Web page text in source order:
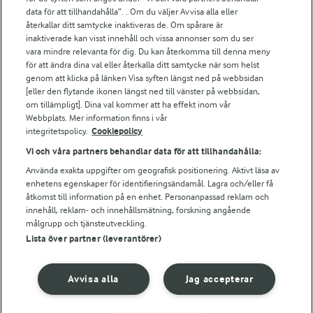
Arla.com
Falbygdens Ost
Arla webbshop
Bildbank
Följ oss
© 2026 Arla Foods
Integritetspolicy
data för att tillhandahålla”. . Om du väljer Avvisa alla eller
återkallar ditt samtycke inaktiveras de. Om spårare är
inaktiverade kan visst innehåll och vissa annonser som du ser
vara mindre relevanta för dig. Du kan återkomma till denna meny
för att ändra dina val eller återkalla ditt samtycke när som helst
genom att klicka på länken Visa syften längst ned på webbsidan
[eller den flytande ikonen längst ned till vänster på webbsidan,
om tillämpligt]. Dina val kommer att ha effekt inom vår
Webbplats. Mer information finns i vår
integritetspolicy. Cookiepolicy
Vi och våra partners behandlar data för att tillhandahålla:
Använda exakta uppgifter om geografisk positionering. Aktivt läsa av
enhetens egenskaper för identifieringsändamål. Lagra och/eller få
åtkomst till information på en enhet. Personanpassad reklam och
innehåll, reklam- och innehållsmätning, forskning angående
målgrupp och tjänsteutveckling.
Lista över partner (leverantörer)
Jag accepterar
Avvisa alla